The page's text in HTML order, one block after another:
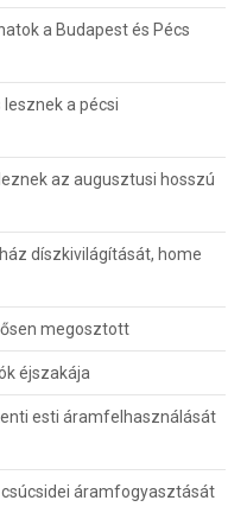
a Budapest és Pécs
a pécsi
az augusztusi hosszú
díszkivilágítását, home
megosztott
éjszakája
esti áramfelhasználását
áramfogyasztását